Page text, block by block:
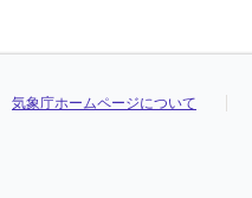
気象庁ホームページについて